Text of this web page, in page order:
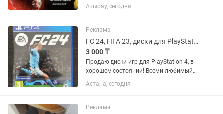
украинский или турецкий аккаунт. Если
аккаунта нет - открою новый. Почти во
русская...
Атырау, сегодня
Реклама
FC 24, FIFA 23, диски для PlayStation 4/5
3 000 ₸
Продаю диски игр для PlayStation 4, в
хорошем состоянии! Всеми любимый
Футбол. Погрузитесь в ностальгию
крутых составов и захватывающей
❗️Прошу не звонить, а...
Астана, сегодня
Реклама